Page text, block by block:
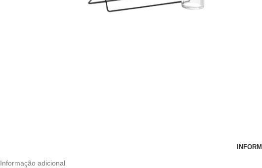
Informação adicional